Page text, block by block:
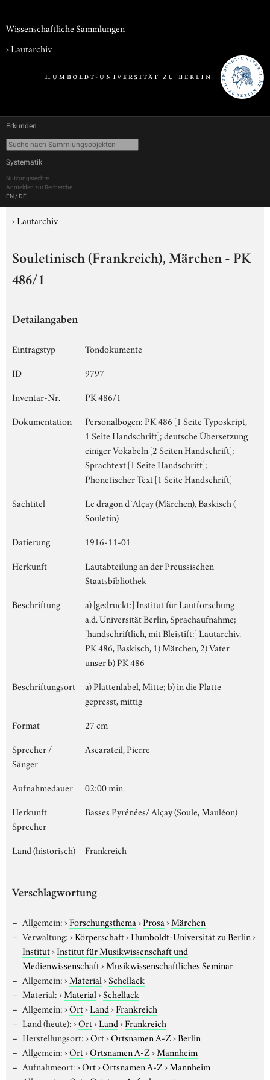
Wissenschaftliche Sammlungen
›Lautarchiv
Erkunden
Systematik
Nutzungsrechte
Anmelden zur Recherche
EN / DE
›Lautarchiv
Souletinisch (Frankreich), Märchen - PK
486/1
Detailangaben
Eintragstyp
Tondokumente
ID
9797
Inventar-Nr.
PK 486/1
Dokumentation
Personalbogen: PK 486 [1 Seite Typoskript,
1 Seite Handschrift]; deutsche Übersetzung
einiger Vokabeln [2 Seiten Handschrift];
Sprachtext [1 Seite Handschrift];
Phonetischer Text [1 Seite Handschrift]
Sachtitel
Le dragon d`Alçay (Märchen), Baskisch (
Souletin)
Datierung
1916-11-01
Herkunft
Lautabteilung an der Preussischen
Staatsbibliothek
Beschriftung
a) [gedruckt:] Institut für Lautforschung
a.d. Universität Berlin, Sprachaufnahme;
[handschriftlich, mit Bleistift:] Lautarchiv,
PK 486, Baskisch, 1) Märchen, 2) Vater
unser b) PK 486
Beschriftungsort
a) Plattenlabel, Mitte; b) in die Platte
gepresst, mittig
Format
27 cm
Sprecher /
Sänger
Ascarateil, Pierre
Aufnahmedauer
02:00 min.
Herkunft
Sprecher
Basses Pyrénées/ Alçay (Soule, Mauléon)
Land (historisch) Frankreich
Verschlagwortung
Allgemein:›Forschungsthema›Prosa›Märchen
Verwaltung:›Körperschaft›Humboldt-Universität zu Berlin›
Institut›Institut für Musikwissenschaft und
Medienwissenschaft›Musikwissenschaftliches Seminar
Allgemein:›Material›Schellack
Material:›Material›Schellack
Allgemein:›Ort›Land›Frankreich
Land (heute):›Ort›Land›Frankreich
Herstellungsort:›Ort›Ortsnamen A-Z›Berlin
Allgemein:›Ort›Ortsnamen A-Z›Mannheim
Aufnahmeort:›Ort›Ortsnamen A-Z›Mannheim